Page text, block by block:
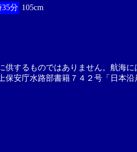
35分 105cm
供するものではありません。航海
保安庁水路部書籍７４２号「日本